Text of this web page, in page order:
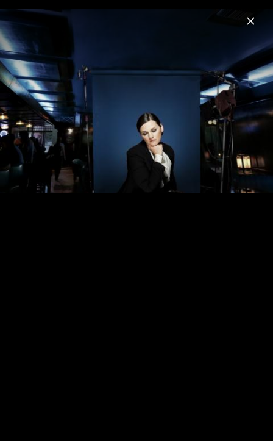
Menu
Madeleine Peyroux
Home News Fotos Biografie
Madeleine Peyroux - Anthem